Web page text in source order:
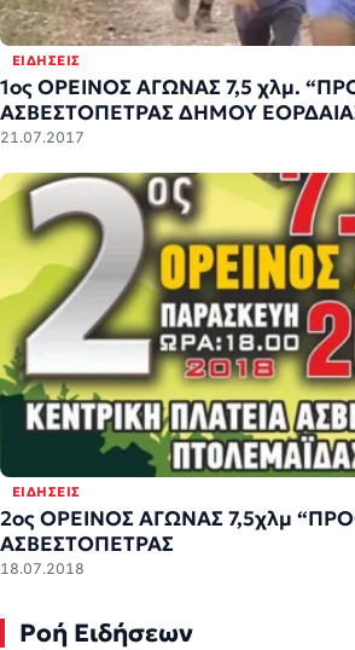
ΕΙΔΉΣΕΙΣ
1ος ΟΡΕΙΝΟΣ ΑΓΩΝΑΣ 7,5 χλμ.
ΑΣΒΕΣΤΟΠΕΤΡΑΣ ΔΗΜΟΥ
21.07.2017
ΕΙΔΉΣΕΙΣ
2ος ΟΡΕΙΝΟΣ ΑΓΩΝΑΣ 7,5χλμ
ΑΣΒΕΣΤΟΠΕΤΡΑΣ
18.07.2018
Ροή Ειδήσεων